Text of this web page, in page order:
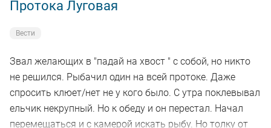
Протока Луговая
Вести
Звал желающих в "падай на хвост " с собой, но никто
не решился. Рыбачил один на всей протоке. Даже
спросить клюет/нет не у кого было. С утра поклевывал
ельчик некрупный. Но к обеду и он перестал. Начал
перемещаться и с камерой искать рыбу. Но толку от